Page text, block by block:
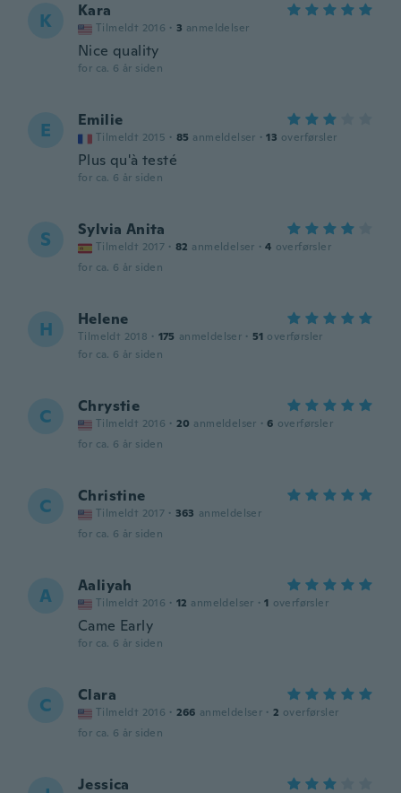
K Kara
Tilmeldt 2016 · 3 anmeldelser
Nice quality
for ca. 6 år siden
E Emilie
Tilmeldt 2015 · 85 anmeldelser · 13 overførsler
Plus qu'à testé
for ca. 6 år siden
S Sylvia Anita
Tilmeldt 2017 · 82 anmeldelser · 4 overførsler
for ca. 6 år siden
H Helene
Tilmeldt 2018 · 175 anmeldelser · 51 overførsler
for ca. 6 år siden
C Chrystie
Tilmeldt 2016 · 20 anmeldelser · 6 overførsler
for ca. 6 år siden
C Christine
Tilmeldt 2017 · 363 anmeldelser
for ca. 6 år siden
A Aaliyah
Tilmeldt 2016 · 12 anmeldelser · 1 overførsler
Came Early
for ca. 6 år siden
C Clara
Tilmeldt 2016 · 266 anmeldelser · 2 overførsler
for ca. 6 år siden
Jessica